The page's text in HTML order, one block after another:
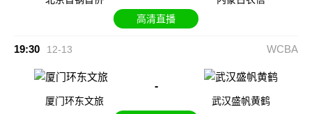
高清直播
19:30 12-13 WCBA
厦门环东文旅
-
武汉盛帆黄鹤